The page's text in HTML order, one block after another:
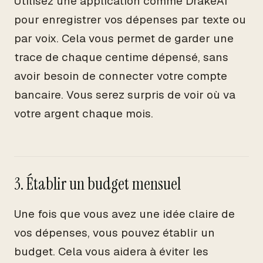
pour enregistrer vos dépenses par texte ou
par voix. Cela vous permet de garder une
trace de chaque centime dépensé, sans
avoir besoin de connecter votre compte
bancaire. Vous serez surpris de voir où va
votre argent chaque mois.
3. Établir un budget mensuel
Une fois que vous avez une idée claire de
vos dépenses, vous pouvez établir un
budget. Cela vous aidera à éviter les